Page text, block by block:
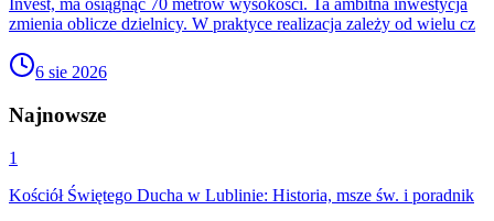
Invest, ma osiągnąć 70 metrów wysokości. Ta ambitna inwestycja
zmienia oblicze dzielnicy. W praktyce realizacja zależy od wielu cz
6 sie 2026
Najnowsze
1
Kościół Świętego Ducha w Lublinie: Historia, msze św. i poradnik